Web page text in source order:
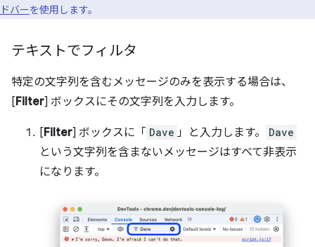
ドバーを使用します。
テキストでフィルタ
特定の文字列を含むメッセージのみを表示する場合は、
[Filter] ボックスにその文字列を入力します。
[Filter] ボックスに「 Dave 」と入力します。 Dave
という文字列を含まないメッセージはすべて非表示
になります。